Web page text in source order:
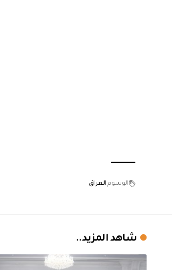
الوسوم العراق
شاهد المزيد..